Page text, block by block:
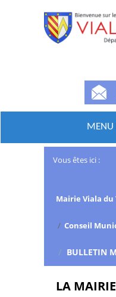
MENU
Vous êtes ici :
Mairie Viala du
/ Conseil
/ BULLETIN
LA MAIRIE